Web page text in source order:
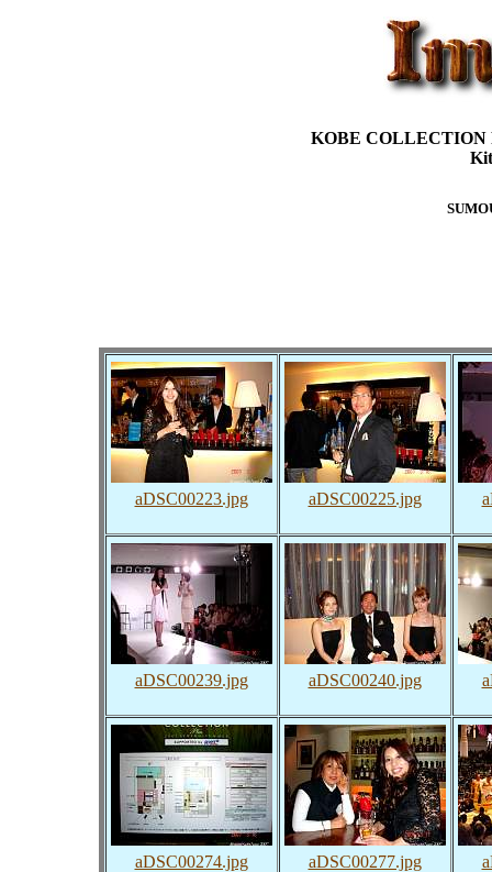
KOBE COLLECTION
aDSC00223.jpg aDSC00225.jpg
aDSC00239.jpg aDSC00240.jpg
aDSC00274.jpg aDSC00277.jpg